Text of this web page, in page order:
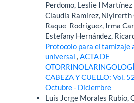
Perdomo, Leslie I
Claudia Ramírez, Niyirerth
Raquel Rodríguez, Irma
Estefany Hernández,
Protocolo para el tamizaje
universal,ACTA DE
CABEZA Y CUELLO: Vol.
Octubre - Diciembre
Luis Jorge Morales Rubio,